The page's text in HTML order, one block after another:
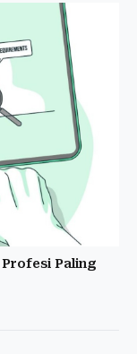
Paling